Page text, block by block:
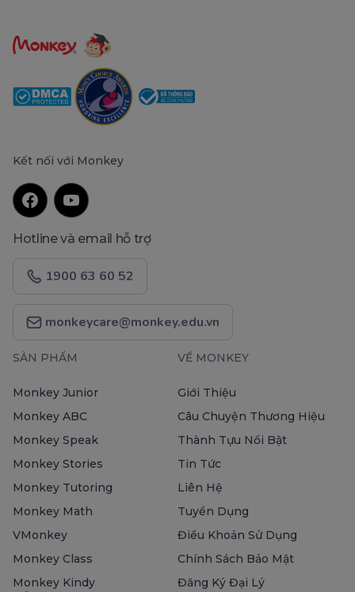
Kết nối với Monkey
Hotline và email hỗ trợ
1900 63 60 52
monkeycare@monkey.edu.vn
SẢN PHẨM
Monkey Junior
Monkey ABC
Monkey Speak
Monkey Stories
Monkey Tutoring
Monkey Math
VMonkey
Monkey Class
Monkey Kindy
VỀ MONKEY
Giới Thiệu
Câu Chuyện Thương Hiệu
Thành Tựu Nổi Bật
Tin Tức
Liên Hệ
Tuyển Dụng
Điều Khoản Sử Dụng
Chính Sách Bảo Mật
Đăng Ký Đại Lý